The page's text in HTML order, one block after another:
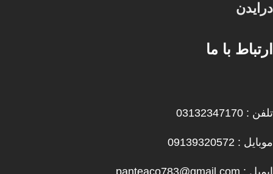
درایدن
ارتباط با ما
تلفن : 03132347170
موبایل : 09139320572